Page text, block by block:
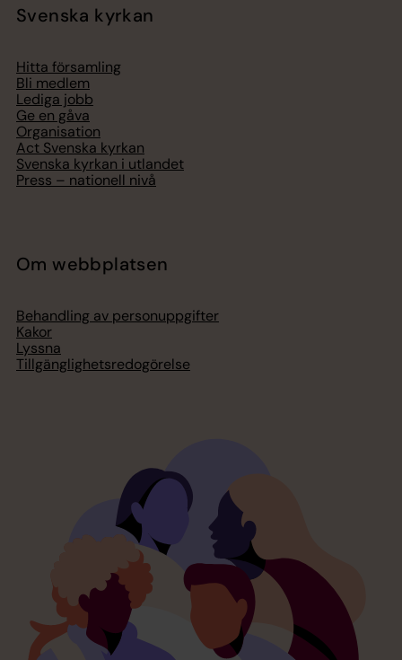
Svenska kyrkan
Hitta församling
Bli medlem
Lediga jobb
Ge en gåva
Organisation
Act Svenska kyrkan
Svenska kyrkan i utlandet
Press – nationell nivå
Om webbplatsen
Behandling av personuppgifter
Kakor
Lyssna
Tillgänglighetsredogörelse